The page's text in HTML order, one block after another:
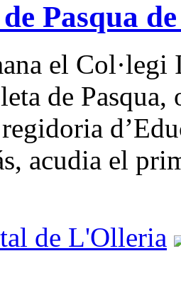
Pasqua
el Col·legi
de
acudia el
de L'Olleria